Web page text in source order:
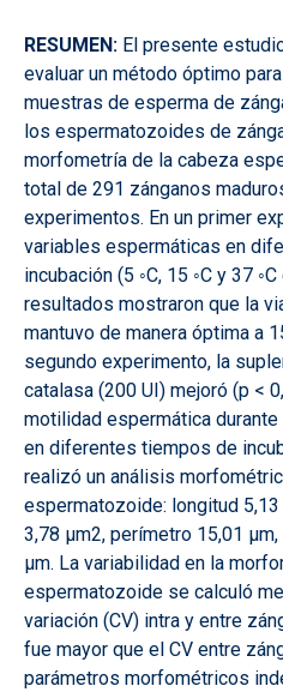
RESUMEN: El presente
evaluar un método óptimo
muestras de esperma de
los espermatozoides de
morfometría de la cabeza
total de 291 zánganos
experimentos. En un primer
variables espermáticas en
incubación (5 ◦C, 15 ◦C y 37
resultados mostraron que la
mantuvo de manera óptima a
segundo experimento, la
catalasa (200 UI) mejoró (p <
motilidad espermática
en diferentes tiempos de
realizó un análisis
espermatozoide: longitud 5,13
3,78 μm2, perímetro 15,01
μm. La variabilidad en la
espermatozoide se calculó
variación (CV) intra y entre
fue mayor que el CV entre
parámetros morfométricos